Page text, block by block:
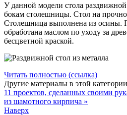
У данной модели стола
бокам столешницы. Стол на
Столешница выполнена из осины.
обработана маслом по уходу за
бесцветной краской.
Читать полностью (ссылка)
Другие материалы в этой
11 проектов, сделанных своими
из шамотного кирпича »
Наверх